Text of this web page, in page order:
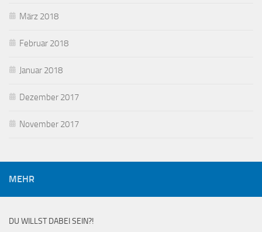
März 2018
Februar 2018
Januar 2018
Dezember 2017
November 2017
MEHR
DU WILLST DABEI SEIN?!